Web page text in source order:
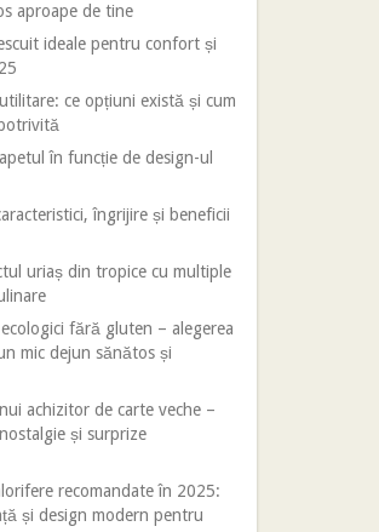
aproape de tine
ideale pentru confort și
ce opțiuni există și cum
în funcție de design-ul
îngrijire și beneficii
uriaș din tropice cu multiple
fără gluten – alegerea
mic dejun sănătos și
achizitor de carte veche –
și surprize
recomandate în 2025:
și design modern pentru